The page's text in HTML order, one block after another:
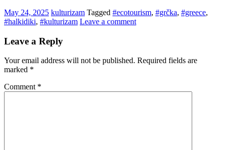
May 24, 2025 kulturizam Tagged #ecotourism, #grčka, #greece,
#halkidiki, #kulturizam Leave a comment
Leave a Reply
Your email address will not be published. Required fields are
marked *
Comment *